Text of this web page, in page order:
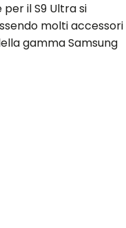
il S9 Ultra si
molti accessori
gamma Samsung